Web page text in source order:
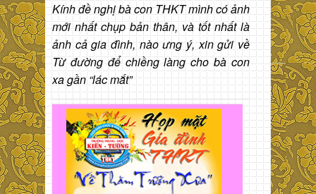
Kính đề nghị bà con THKT mình có ảnh
mới nhất chụp bản thân, và tốt nhất là
ảnh cả gia đình, nào ưng ý, xin gửi về
Từ đường để chiềng làng cho bà con
xa gần “lác mắt”